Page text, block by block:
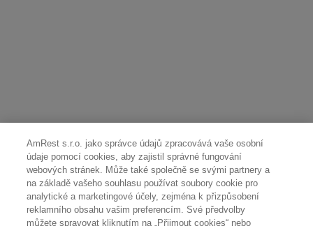
AmRest s.r.o. jako správce údajů zpracovává vaše osobní
údaje pomocí cookies, aby zajistil správné fungování
webových stránek. Může také společně se svými partnery a
na základě vašeho souhlasu používat soubory cookie pro
analytické a marketingové účely, zejména k přizpůsobení
reklamního obsahu vašim preferencím. Své předvolby
můžete spravovat kliknutím na „Přijmout cookies“ nebo